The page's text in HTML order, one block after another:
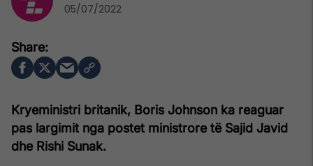
Kryeministri britanik, Boris Johnson ka reaguar
pas largimit nga postet ministrore të Sajid Javid
dhe Rishi Sunak.
05/07/2022